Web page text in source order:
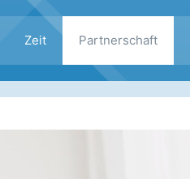
Zeit Partnerschaft